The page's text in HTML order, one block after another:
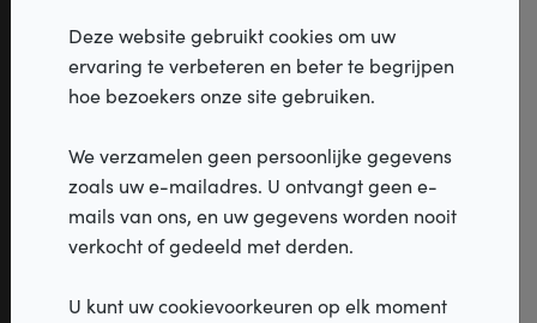
Sunprotection
made with
passion
inBelgium
Deze website gebruikt cookies om uw
ervaring te verbeteren en beter te begrijpen
hoe bezoekers onze site gebruiken.
We verzamelen geen persoonlijke gegevens
zoals uw e-mailadres. U ontvangt geen e-
mails van ons, en uw gegevens worden nooit
verkocht of gedeeld met derden.
U kunt uw cookievoorkeuren op elk moment